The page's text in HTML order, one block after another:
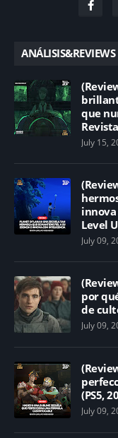
ANÁLISIS&REVIEWS
que
July 15,
innova
Level
July 09,
por
de
July 09,
(PS5,
July 09,